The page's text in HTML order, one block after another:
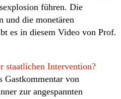
führen. Die
und die monetären
es in diesem Video von Prof.
staatlichen Intervention?
Gastkommentar von
zur angespannten